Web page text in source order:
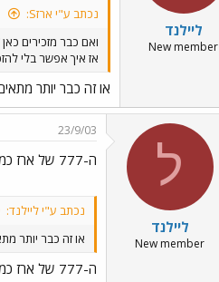
ליילנד
New member
נכתב ע"י ארזS:
ואם כבר מזכירים כאן 777
אז איך אפשר בלי להזכיר
או זה כבר יותר
ל
ליילנד
New member
23/9/03
ה-777 של ארז כמובן
נכתב ע"י ליילנד:
או זה כבר יותר
ה-777 של ארז כמובן